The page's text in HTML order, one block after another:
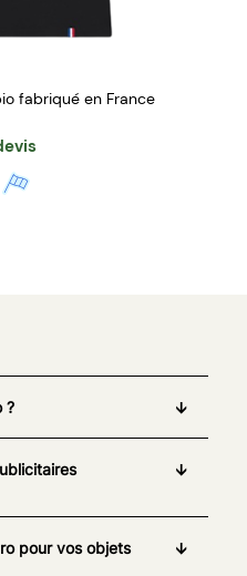
fabriqué en France
?
pour vos objets